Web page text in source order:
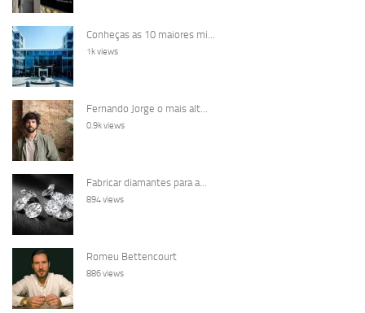
Conheças as 10 maiores mi...
1k views
Fernando Jorge o mais alt...
0.9k views
Fabricar diamantes para a...
894 views
Romeu Bettencourt
886 views